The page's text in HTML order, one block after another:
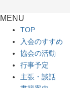
MENU
TOP
入会のすすめ
協会の活動
行事予定
主張・談話